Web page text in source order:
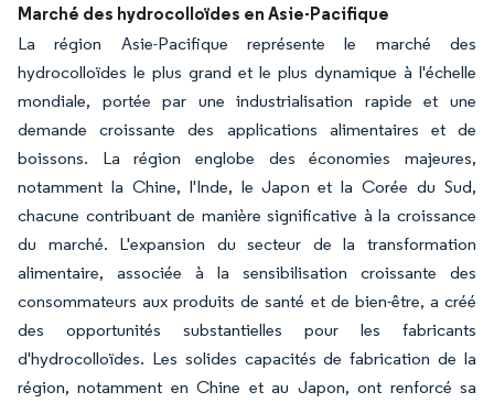
Marché des hydrocolloïdes en Asie-Pacifique
La région Asie-Pacifique représente le marché des
hydrocolloïdes le plus grand et le plus dynamique à l'échelle
mondiale, portée par une industrialisation rapide et une
demande croissante des applications alimentaires et de
boissons. La région englobe des économies majeures,
notamment la Chine, l'Inde, le Japon et la Corée du Sud,
chacune contribuant de manière significative à la croissance
du marché. L'expansion du secteur de la transformation
alimentaire, associée à la sensibilisation croissante des
consommateurs aux produits de santé et de bien-être, a créé
des opportunités substantielles pour les fabricants
d'hydrocolloïdes. Les solides capacités de fabrication de la
région, notamment en Chine et au Japon, ont renforcé sa